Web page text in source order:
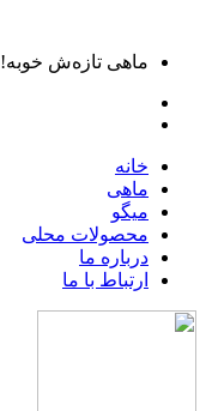
ماهی تازه‌ش خوبه!
خانه
ماهی
میگو
محصولات محلی
درباره ما
ارتباط با ما